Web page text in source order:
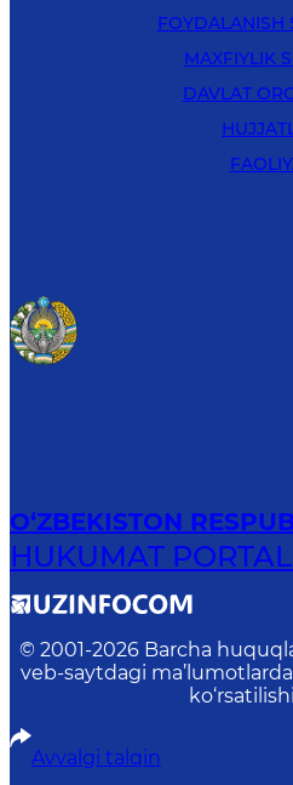
FOYDALANISH
MAXFIYLIK
DAVLAT
O‘ZBEKISTON
HUKUMAT
© 2001-2026 Barcha
veb-saytdagi
Avvalgi talqin